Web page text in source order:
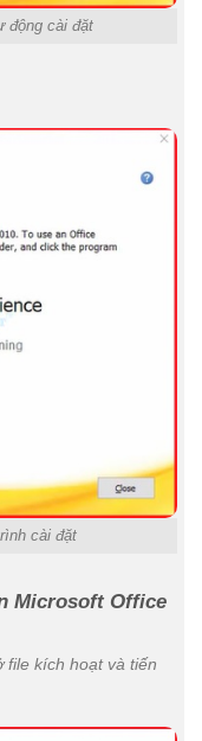
động cài đặt
cài đặt
Microsoft Office
file kích hoạt và tiến